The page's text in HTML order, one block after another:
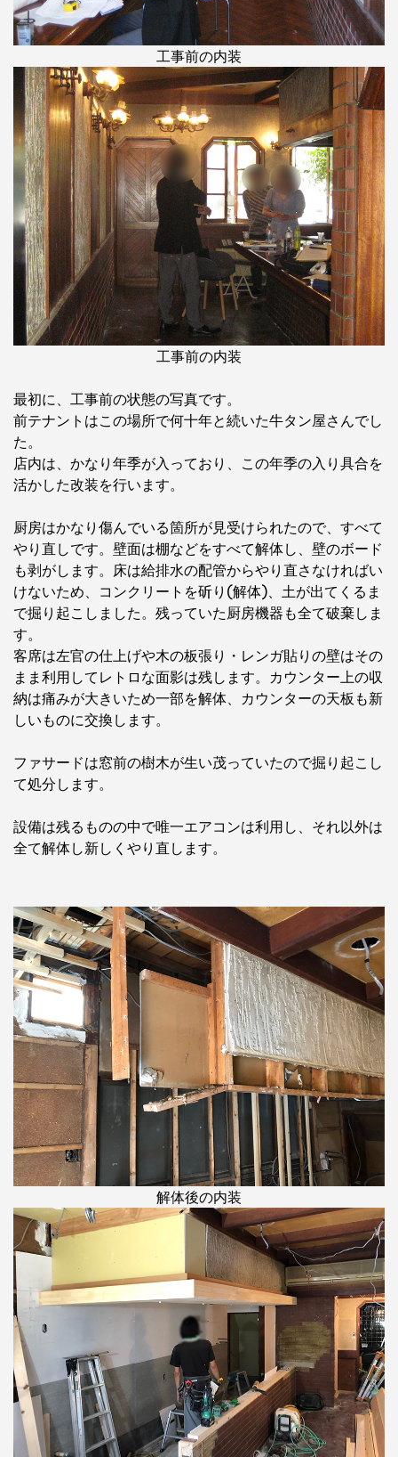
工事前の内装
工事前の内装
最初に、工事前の状態の写真です。
前テナントはこの場所で何十年と続いた牛タン屋さんでし
た。
店内は、かなり年季が入っており、この年季の入り具合を
活かした改装を行います。
厨房はかなり傷んでいる箇所が見受けられたので、すべて
やり直しです。壁面は棚などをすべて解体し、壁のボード
も剥がします。床は給排水の配管からやり直さなければい
けないため、コンクリートを斫り(解体)、土が出てくるま
で掘り起こしました。残っていた厨房機器も全て破棄しま
す。
客席は左官の仕上げや木の板張り・レンガ貼りの壁はその
まま利用してレトロな面影は残します。カウンター上の収
納は痛みが大きいため一部を解体、カウンターの天板も新
しいものに交換します。
ファサードは窓前の樹木が生い茂っていたので掘り起こし
て処分します。
設備は残るものの中で唯一エアコンは利用し、それ以外は
全て解体し新しくやり直します。
解体後の内装